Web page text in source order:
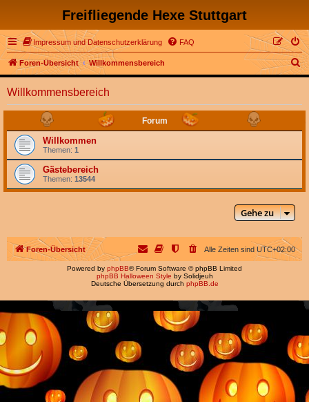
Freifliegende Hexe Stuttgart
Impressum und Datenschutzerklärung FAQ
Foren-Übersicht Willkommensbereich
S
u
h
Willkommensbereich
Forum
Willkommen
Themen: 1
Gästebereich
Themen: 13544
Gehe zu
Foren-Übersicht Alle Zeiten sind UTC+02:00
Powered by phpBB® Forum Software © phpBB Limited
phpBB Halloween Style by Solidjeuh
Deutsche Übersetzung durch phpBB.de